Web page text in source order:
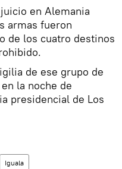
en Alemania
armas fueron
de los cuatro destinos
de ese grupo de
la noche de
presidencial de Los
Iguala